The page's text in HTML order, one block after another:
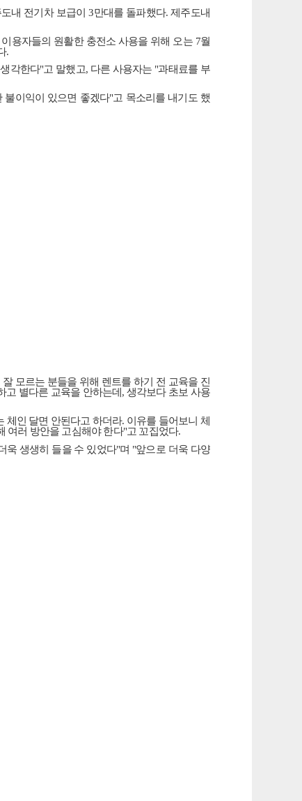
내 전기차 보급이3만대를 돌파했다.제주도내
용자들의 원활한 충전소 사용을 위해 오는 7월
.
각한다"고 말했고, 다른 사용자는 "과태료를 부
불이익이 있으면 좋겠다"고 목소리를 내기도 했
모르는 분들을 위해 렌트를 하기 전 교육을 진
별다른 교육을 안하는데 , 생각보다 초보 사용
체인 달면 안된다고 하더라. 이유를 들어보니 체
여러 방안을 고심해야 한다"고 꼬집었다.
욱 생생히 들을 수 있었다"며 "앞으로 더욱 다양